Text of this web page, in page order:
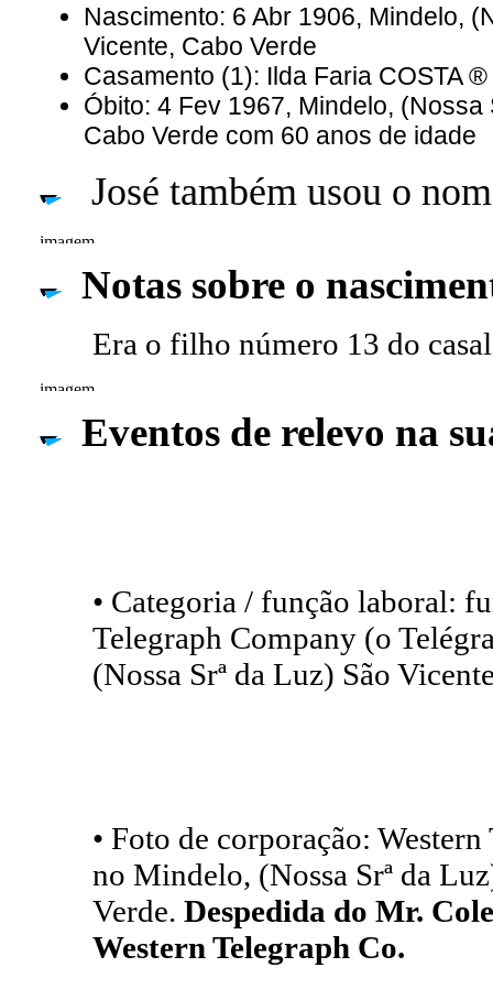
Nascimento: 6 Abr 1906, Mindelo,
Vicente, Cabo Verde
Casamento (1): Ilda Faria COSTA ®
Óbito: 4 Fev 1967, Mindelo, (Nossa
Cabo Verde com 60 anos de idade
José também usou o
Notas sobre o
Era o filho número 13 do casal
Eventos de relevo na
• Categoria / função laboral:
Telegraph Company (o
(Nossa Srª da Luz) São
• Foto de corporação:
no Mindelo, (Nossa Srª da
Verde. Despedida do Mr.
Western Telegraph Co.